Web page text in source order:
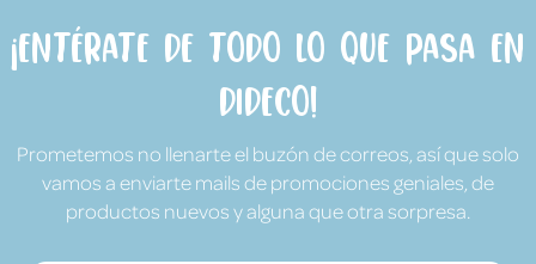
¡Entérate de todo lo que pasa en
Dideco!
Prometemos no llenarte el buzón de correos, así que solo
vamos a enviarte mails de promociones geniales, de
productos nuevos y alguna que otra sorpresa.